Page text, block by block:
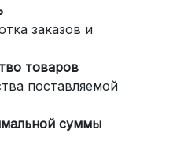
грузов
большие или
компаний,
на доставке
заказов и
товаров
поставляемой
суммы